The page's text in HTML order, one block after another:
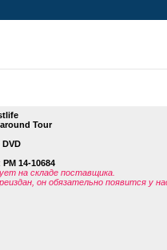
Tour
DVD
PM 14-10684
на складе поставщика.
он обязательно появится у